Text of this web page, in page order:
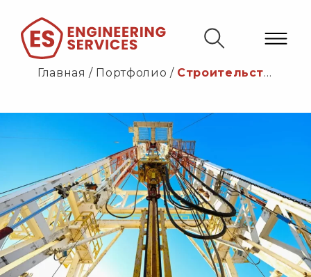
Главная / Портфолио / Строительства площадок и подъездных дорог, фундаментального основания под буровую установку, шахтовой направлящей при строительстве поисково- разведочной скважины СГ -8 на участке «Каратон подсолевой»